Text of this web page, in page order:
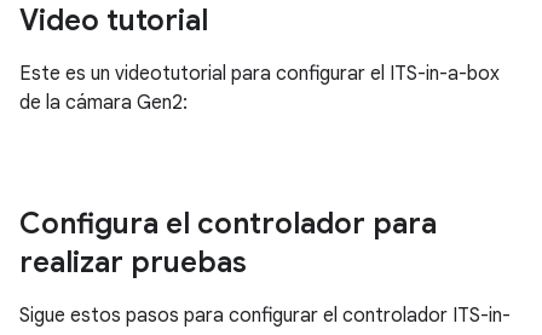
Video tutorial
Este es un videotutorial para configurar el ITS-in-a-box
de la cámara Gen2:
Configura el controlador para
realizar pruebas
Sigue estos pasos para configurar el controlador ITS-in-